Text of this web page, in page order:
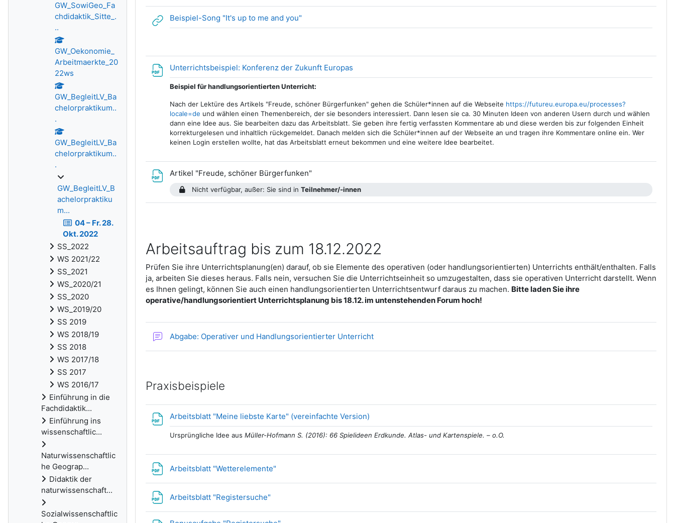
Beispiel-Song "It's up to me and you"Link/URL
Unterrichtsbeispiel: Konferenz der Zukunft Europas
Beispiel für handlungsorientierten Unterricht:
Nach der Lektüre des Artikels "Freude, schöner Bürgerfunken" gehen die Schüler*innen auf die Webseite https://futureu.europa.eu/processes?
locale=de und wählen einen Themenbereich, der sie besonders interessiert. Dann lesen sie ca. 30 Minuten Ideen von anderen Usern durch und wählen
dann eine Idee aus. Sie bearbeiten dazu das Arbeitsblatt. Sie geben ihre fertig verfassten Kommentare ab und diese werden bis zur folgenden Einheit
korrekturgelesen und inhaltlich rückgemeldet. Danach melden sich die Schüler*innen auf der Webseite an und tragen ihre Kommentare online ein. Wer
keinen Login erstellen wollte, hat das Arbeitsblatt erneut bekommen und eine weitere Idee bearbeitet.
Artikel "Freude, schöner Bürgerfunken"
Nicht verfügbar, außer: Sie sind inTeilnehmer/-innen
Arbeitsauftrag bis zum 18.12.2022
Prüfen Sie ihre Unterrichtsplanung(en) darauf, ob sie Elemente des operativen (oder handlungsorientierten) Unterrichts enthält/enthalten. Falls
ja, arbeiten Sie dieses heraus. Falls nein, versuchen Sie die Unterrichtseinheit so umzugestalten, dass sie operativen Unterricht darstellt. Wenn
es Ihnen gelingt, können Sie auch einen handlungsorientierten Unterrichtsentwurf daraus zu machen. Bitte laden Sie ihre
operative/handlungsorientiert Unterrichtsplanung bis 18.12. im untenstehenden Forum hoch!
Abgabe: Operativer und Handlungsorientierter Unterricht
Praxisbeispiele
Arbeitsblatt "Meine liebste Karte" (vereinfachte Version)
Ursprüngliche Idee aus Müller-Hofmann S. (2016): 66 Spielideen Erdkunde. Atlas- und Kartenspiele. – o.O.
Arbeitsblatt "Wetterelemente"
Arbeitsblatt "Registersuche"
GW_SowiGeo_Fa
chdidaktik_Sitte_.
..
GW_Oekonomie_
Arbeitmaerkte_20
22ws
GW_BegleitLV_Ba
chelorpraktikum..
.
GW_BegleitLV_Ba
chelorpraktikum..
.
GW_BegleitLV_B
achelorpraktiku
m...
04 – Fr. 28.
Okt. 2022
SS_2022
WS 2021/22
SS_2021
WS_2020/21
SS_2020
WS_2019/20
SS 2019
WS 2018/19
SS 2018
WS 2017/18
SS 2017
WS 2016/17
Einführung in die
Fachdidaktik...
Einführung ins
wissenschaftlic...
Naturwissenschaftlic
he Geograp...
Didaktik der
naturwissenschaft...
Sozialwissenschaftlic